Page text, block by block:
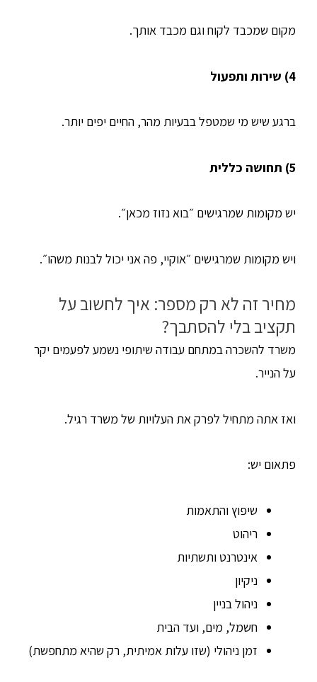
מקום שמכבד לקוח וגם מכבד אותך.
4) שירות ותפעול
ברגע שיש מי שמטפל בבעיות מהר, החיים יפים יותר.
5) תחושה כללית
יש מקומות שמרגישים ״בוא נזוז מכאן״.
ויש מקומות שמרגישים ״אוקיי, פה אני יכול לבנות משהו״.
מחיר זה לא רק מספר: איך לחשוב על
תקציב בלי להסתבך?
משרד להשכרה במתחם עבודה שיתופי נשמע לפעמים יקר
על הנייר.
ואז אתה מתחיל לפרק את העלויות של משרד רגיל.
פתאום יש:
שיפוץ והתאמות
ריהוט
אינטרנט ותשתיות
ניקיון
ניהול בניין
חשמל, מים, ועד הבית
זמן ניהולי (שזו עלות אמיתית, רק שהיא מתחפשת)